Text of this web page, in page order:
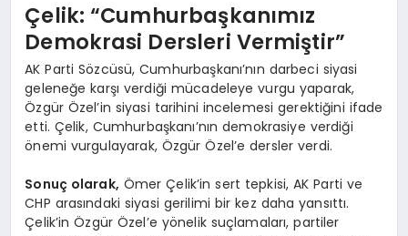
Çelik: “Cumhurbaşkanımız
Demokrasi Dersleri Vermiştir”
AK Parti Sözcüsü, Cumhurbaşkanı’nın darbeci siyasi
geleneğe karşı verdiği mücadeleye vurgu yaparak,
Özgür Özel’in siyasi tarihini incelemesi gerektiğini ifade
etti. Çelik, Cumhurbaşkanı’nın demokrasiye verdiği
önemi vurgulayarak, Özgür Özel’e dersler verdi.
Sonuç olarak, Ömer Çelik’in sert tepkisi, AK Parti ve
CHP arasındaki siyasi gerilimi bir kez daha yansıttı.
Çelik’in Özgür Özel’e yönelik suçlamaları, partiler